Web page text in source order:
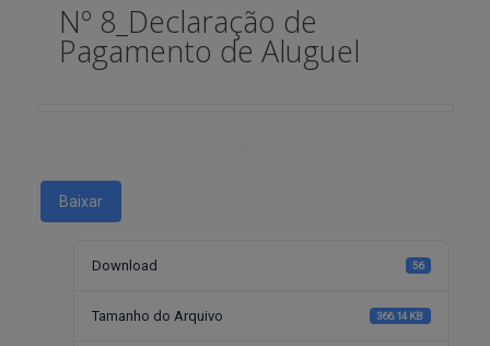
Nº 8_Declaração de
Pagamento de Aluguel
Baixar
Download 56
Tamanho do Arquivo 366.14 KB